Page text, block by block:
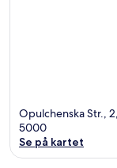
Opulchenska Str.,
5000
Se på kartet